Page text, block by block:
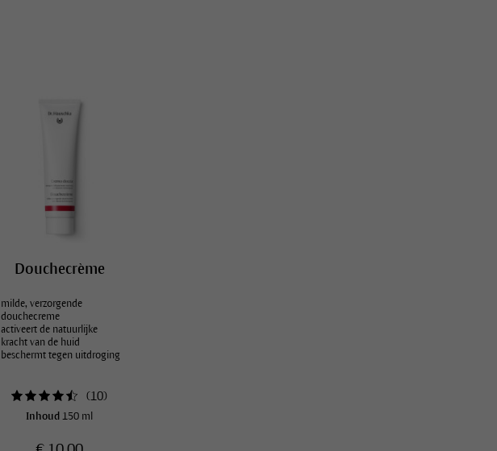
Douchecrème
milde, verzorgende
douchecreme
activeert de natuurlijke
kracht van de huid
beschermt tegen uitdroging
(10)
Inhoud150 ml